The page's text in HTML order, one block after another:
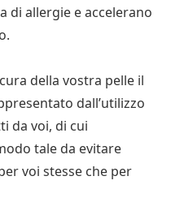
di allergie e accelerano
della vostra pelle il
dall’utilizzo
da voi, di cui
tale da evitare
voi stesse che per